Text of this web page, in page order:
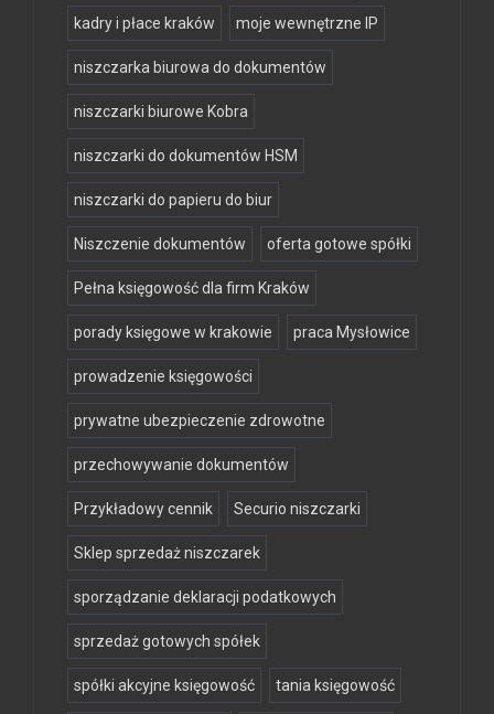
kadry i płace kraków moje wewnętrzne IP
niszczarka biurowa do dokumentów
niszczarki biurowe Kobra
niszczarki do dokumentów HSM
niszczarki do papieru do biur
Niszczenie dokumentów oferta gotowe spółki
Pełna księgowość dla firm Kraków
porady księgowe w krakowie praca Mysłowice
prowadzenie księgowości
prywatne ubezpieczenie zdrowotne
przechowywanie dokumentów
Przykładowy cennik Securio niszczarki
Sklep sprzedaż niszczarek
sporządzanie deklaracji podatkowych
sprzedaż gotowych spółek
spółki akcyjne księgowość tania księgowość